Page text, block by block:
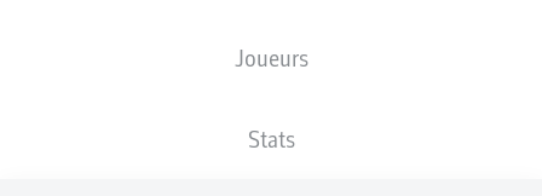
Joueurs
Stats